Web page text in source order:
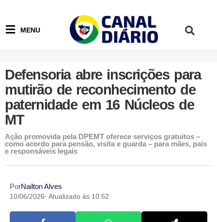
MENU
Defensoria abre inscrições para
mutirão de reconhecimento de
paternidade em 16 Núcleos de
MT
Ação promovida pela DPEMT oferece serviços gratuitos –
como acordo para pensão, visita e guarda – para mães, pais
e responsáveis legais
PorNailton Alves
10/06/2026 Atualizado às 10:52